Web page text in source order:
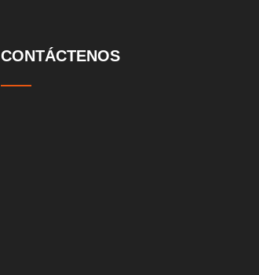
CONTÁCTENOS